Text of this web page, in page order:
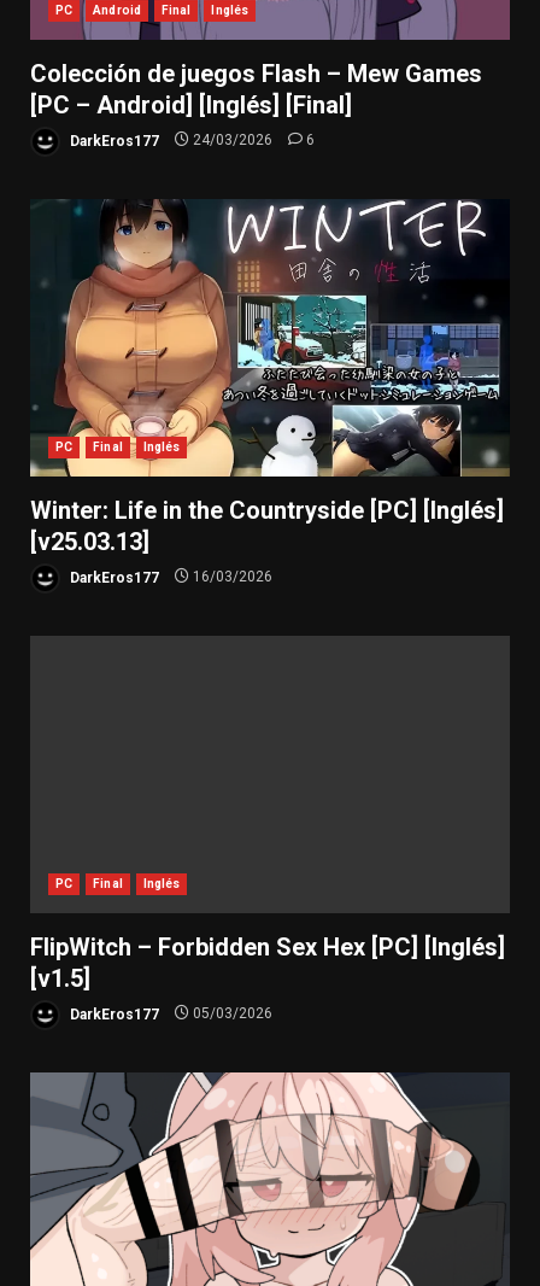
PC Android Final Inglés
Colección de juegos Flash – Mew Games
[PC – Android] [Inglés] [Final]
DarkEros177 24/03/2026 6
PC Final Inglés
Winter: Life in the Countryside [PC] [Inglés]
[v25.03.13]
DarkEros177 16/03/2026
PC Final Inglés
FlipWitch – Forbidden Sex Hex [PC] [Inglés]
[v1.5]
DarkEros177 05/03/2026